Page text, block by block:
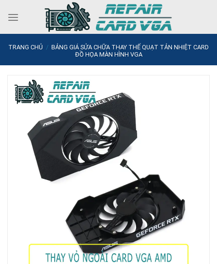
TRANG CHỦ / BẢNG GIÁ SỬA CHỮA THAY THẾ QUẠT TẢN NHIỆT CARD
ĐỒ HỌA MÀN HÌNH VGA